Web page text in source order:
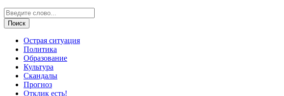
Острая ситуация
Политика
Образование
Культура
Скандалы
Прогноз
Отклик есть!